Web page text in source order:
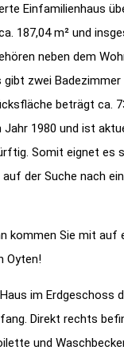
Einfamilienhaus
187,04 m² und
neben dem
gibt zwei Badezimmer
beträgt ca.
1980 und ist
Somit eignet es
der Suche nach
kommen Sie mit auf
Oyten!
im Erdgeschoss
Direkt rechts
und